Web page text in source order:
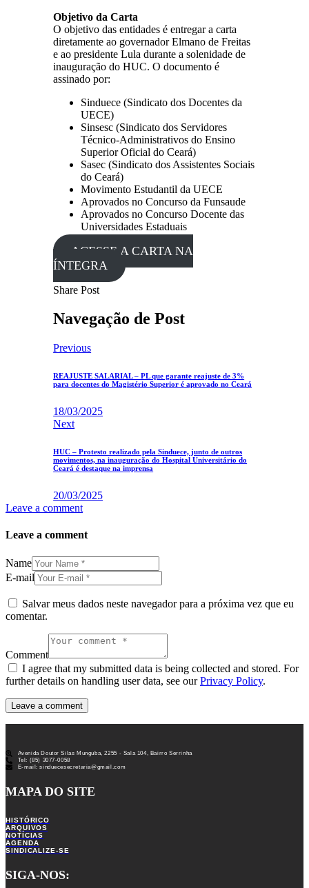
Objetivo da Carta
O objetivo das entidades é entregar a carta
diretamente ao governador Elmano de Freitas
e ao presidente Lula durante a solenidade de
inauguração do HUC. O documento é
assinado por:
Sinduece (Sindicato dos Docentes da
UECE)
Sinsesc (Sindicato dos Servidores
Técnico-Administrativos do Ensino
Superior Oficial do Ceará)
Sasec (Sindicato dos Assistentes Sociais
do Ceará)
Movimento Estudantil da UECE
Aprovados no Concurso da Funsaude
Aprovados no Concurso Docente das
Universidades Estaduais
ACESSE A CARTA NA
ÍNTEGRA
Share Post
Navegação de Post
Previous
REAJUSTE SALARIAL – PL que garante reajuste de 3%
para docentes do Magistério Superior é aprovado no Ceará
18/03/2025
Next
HUC – Protesto realizado pela Sinduece, junto de outros
movimentos, na inauguração do Hospital Universitário do
Ceará é destaque na imprensa
20/03/2025
Leave a comment
Leave a comment
Name
E-mail
Salvar meus dados neste navegador para a próxima vez que eu
comentar.
Comment
I agree that my submitted data is being collected and stored. For
further details on handling user data, see ourPrivacy Policy.
Avenida Doutor Silas Munguba, 2255 - Sala 104, Bairro Serrinha
Tel: (85) 3077-0058
E-mail: sinduecesecretaria@gmail.com
MAPA DO SITE
HISTÓRICO
ARQUIVOS
NOTÍCIAS
AGENDA
SINDICALIZE-SE
SIGA-NOS: